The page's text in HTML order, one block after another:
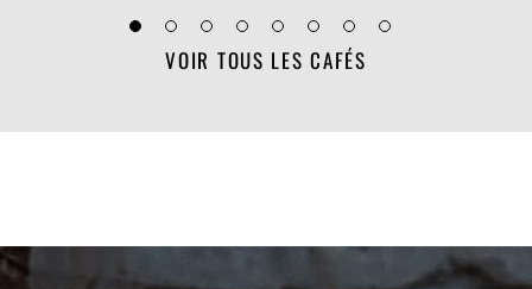
VOIR TOUS LES CAFÉS